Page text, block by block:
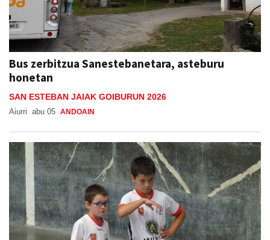
Bus zerbitzua Sanestebanetara, asteburu
honetan
SAN ESTEBAN JAIAK GOIBURUN 2026
Aiurri abu 05 ANDOAIN